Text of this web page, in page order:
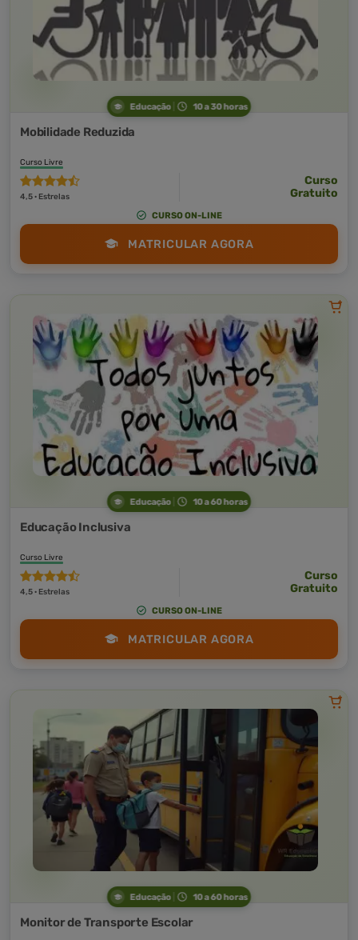
Educação 10 a 30 horas
Mobilidade Reduzida
Curso Livre
4,5 · Estrelas
Curso
Gratuito
CURSO ON-LINE
MATRICULAR AGORA
Educação 10 a 60 horas
Educação Inclusiva
Curso Livre
4,5 · Estrelas
Curso
Gratuito
CURSO ON-LINE
MATRICULAR AGORA
Educação 10 a 60 horas
Monitor de Transporte Escolar